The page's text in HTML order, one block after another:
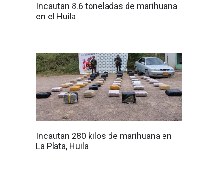
Incautan 8.6 toneladas de marihuana
en el Huila
Incautan 280 kilos de marihuana en
La Plata, Huila